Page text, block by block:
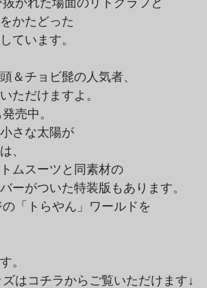
かたどった
ています。
＆チョビ髭の人気者、
ただけますよ。
さな太陽が
、
ムスーツと同素材の
ーがついた特装版もあります。
。